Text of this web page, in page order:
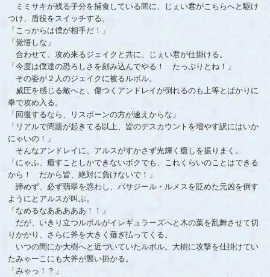
ミミサキが残る子分を捕食している間に、じぇい君がこちらへと駆け
つけ、盾役をスイッチする。
「こっからは僕が相手だ！」
「覚悟しな」
合わせて、攻め来るジェイクと共に、じぇい君が仕掛ける。
「今度は僕達の恐ろしさを刻み込んでやる！ たっぷりとね！」
その姿が２人のジェイクに被るルボル。
威圧を感じる敵へと、傷つくアンドレイが倒れるのも上等とばかりに
拳で攻め入る。
「回復するなら、リスポーンの方が速えからな」
「リアルで問題が起きてる以上、皆のデスカウントを増やす訳にはいか
にゃいの！」
そんなアンドレイに、アルスがすかさず光輝く癒しを振りまく。
「にゃふ、癒すことしかできないボクでも、これくらいのことはできる
から！ だから皆、絶対に負けないで！」
諦めず、必ず翡翠を惑わし、パサジール・ルメスを貶めた元凶を倒す
ようにとアルスが叫ぶ。
「なめるなあああああ！！」
だが、いきり立つルボルがイレギュラーズへと木の葉を乱舞させて切
りかかり、さらに斧を大きく薙ぎ払ってくる。
いつの間にか大樹へと近づいていたルボル。大樹に攻撃を仕掛けてい
たみゃーこにも大斧が襲い掛かる。
「みゃっ！？」